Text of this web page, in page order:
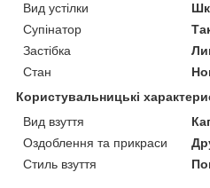
Вид устілки
Супінатор
Застібка
Стан
Користувальницькі
Вид взуття
Оздоблення та прикраси
Стиль взуття